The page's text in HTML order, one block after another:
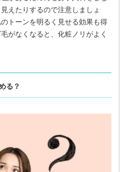
えたりするので注意しましょ
トーンを明るく見せる効果も得
がなくなると、化粧ノリがよく
る？